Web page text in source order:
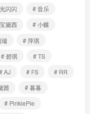
闪闪
# 音乐
黛西
# 小蝶
瑞
# 萍琪
# 碧琪
# TS
AJ # FS
# RR
茜
# 暮暮
# PinkiePie